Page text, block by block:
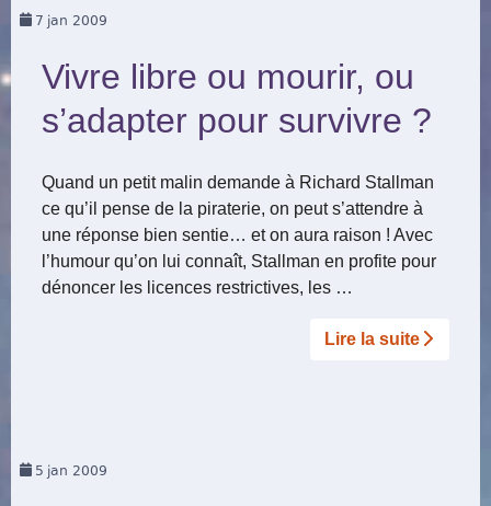
7 jan 2009
Vivre libre ou mourir, ou
s’adapter pour survivre ?
Quand un petit malin demande à Richard Stallman
ce qu’il pense de la piraterie, on peut s’attendre à
une réponse bien sentie… et on aura raison ! Avec
l’humour qu’on lui connaît, Stallman en profite pour
dénoncer les licences restrictives, les …
Lire la suite­­
5 jan 2009